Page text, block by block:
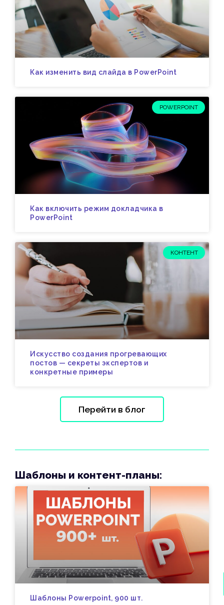
Как изменить вид слайда в PowerPoint
POWERPOINT
Как включить режим докладчика в
PowerPoint
КОНТЕНТ
Искусство создания прогревающих
постов — секреты экспертов и
конкретные примеры
Перейти в блог
Шаблоны и контент-планы:
Шаблоны Powerpoint, 900 шт.